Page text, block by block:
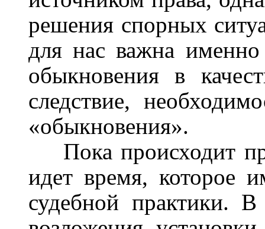
решения спорных
для нас важна
обыкновения в
следствие,
«обыкновения».
Пока происходит
идет время, которое
судебной практики.